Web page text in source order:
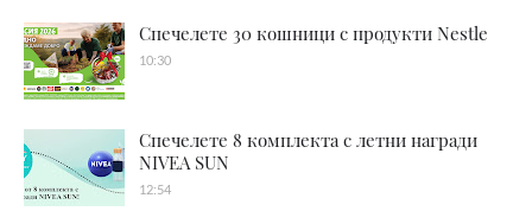
Спечелете 30 кошници с продукти Nestle
10:30
Спечелете 8 комплекта с летни награди
NIVEA SUN
12:54